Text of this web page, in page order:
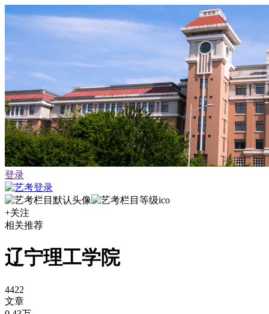
登录
+关注
相关推荐
辽宁理工学院
4422
文章